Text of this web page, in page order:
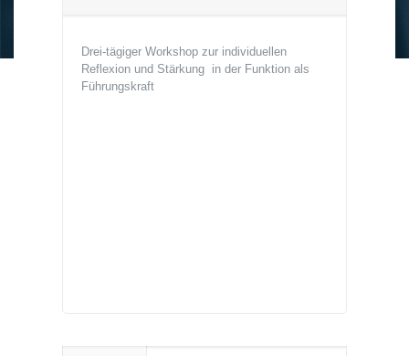
Drei-tägiger Workshop zur individuellen
Reflexion und Stärkung in der Funktion als
Führungskraft